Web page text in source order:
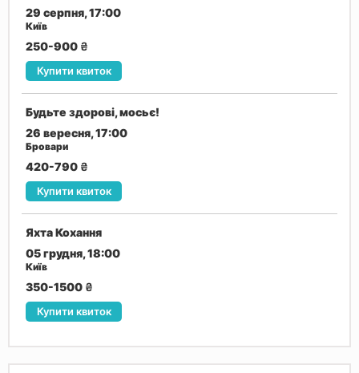
29 серпня, 17:00
Київ
250-900 ₴
Купити квиток
Будьте здорові, мосьє!
26 вересня, 17:00
Бровари
420-790 ₴
Купити квиток
Яхта Кохання
05 грудня, 18:00
Київ
350-1500 ₴
Купити квиток